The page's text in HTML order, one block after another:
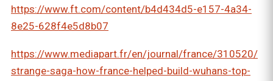
https://www.ft.com/content/b4d434d5-e157-4a34-
8e25-628f4e5d8b07
https://www.mediapart.fr/en/journal/france/310520/
strange-saga-how-france-helped-build-wuhans-top-